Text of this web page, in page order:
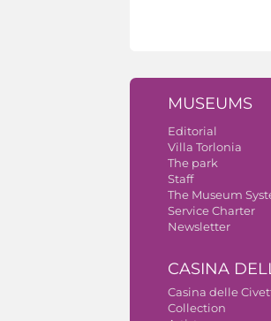
MUSEUMS
Editorial
Villa Torlonia
The park
Staff
The Museum
Service Charter
Newsletter
CASINA
Casina delle
Collection